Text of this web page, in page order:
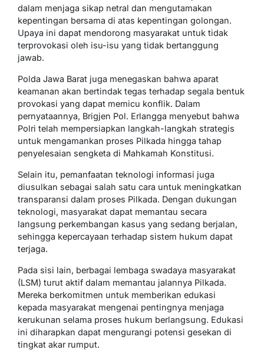
dalam menjaga sikap netral dan mengutamakan
kepentingan bersama di atas kepentingan golongan.
Upaya ini dapat mendorong masyarakat untuk tidak
terprovokasi oleh isu-isu yang tidak bertanggung
jawab.
Polda Jawa Barat juga menegaskan bahwa aparat
keamanan akan bertindak tegas terhadap segala bentuk
provokasi yang dapat memicu konflik. Dalam
pernyataannya, Brigjen Pol. Erlangga menyebut bahwa
Polri telah mempersiapkan langkah-langkah strategis
untuk mengamankan proses Pilkada hingga tahap
penyelesaian sengketa di Mahkamah Konstitusi.
Selain itu, pemanfaatan teknologi informasi juga
diusulkan sebagai salah satu cara untuk meningkatkan
transparansi dalam proses Pilkada. Dengan dukungan
teknologi, masyarakat dapat memantau secara
langsung perkembangan kasus yang sedang berjalan,
sehingga kepercayaan terhadap sistem hukum dapat
terjaga.
Pada sisi lain, berbagai lembaga swadaya masyarakat
(LSM) turut aktif dalam memantau jalannya Pilkada.
Mereka berkomitmen untuk memberikan edukasi
kepada masyarakat mengenai pentingnya menjaga
kerukunan selama proses hukum berlangsung. Edukasi
ini diharapkan dapat mengurangi potensi gesekan di
tingkat akar rumput.